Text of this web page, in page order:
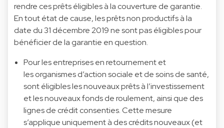
rendre ces prêts éligibles à la couverture de garantie.
En tout état de cause, les prêts non productifs à la
date du 31 décembre 2019 ne sont pas éligibles pour
bénéficier de la garantie en question.
Pour les entreprises en retournement et
les organismes d’action sociale et de soins de santé,
sont éligibles les nouveaux prêts à l’investissement
et les nouveaux fonds de roulement, ainsi que des
lignes de crédit consenties. Cette mesure
s’applique uniquement à des crédits nouveaux (et